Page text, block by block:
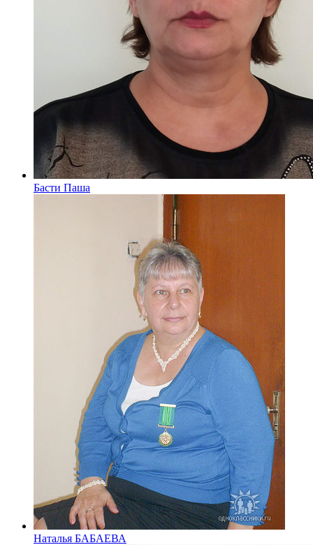
Басти Паша
Наталья БАБАЕВА